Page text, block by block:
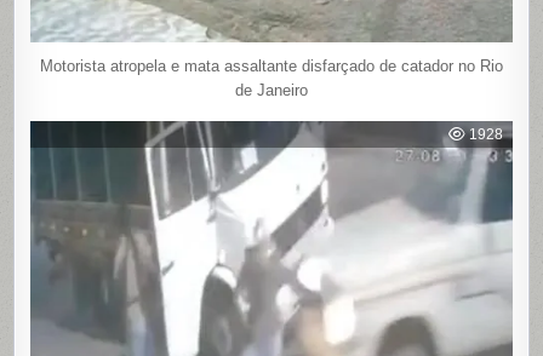
Motorista atropela e mata assaltante disfarçado de catador no Rio
de Janeiro
1928